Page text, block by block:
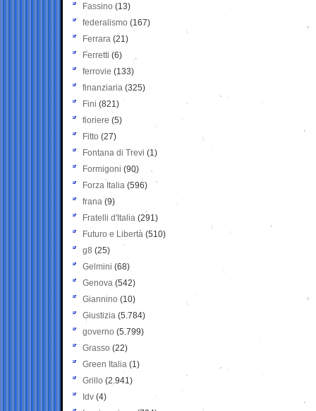
Fassino (13)
federalismo (167)
Ferrara (21)
Ferretti (6)
ferrovie (133)
finanziaria (325)
Fini (821)
fioriere (5)
Fitto (27)
Fontana di Trevi (1)
Formigoni (90)
Forza Italia (596)
frana (9)
Fratelli d'Italia (291)
Futuro e Libertà (510)
g8 (25)
Gelmini (68)
Genova (542)
Giannino (10)
Giustizia (5.784)
governo (5.799)
Grasso (22)
Green Italia (1)
Grillo (2.941)
Idv (4)